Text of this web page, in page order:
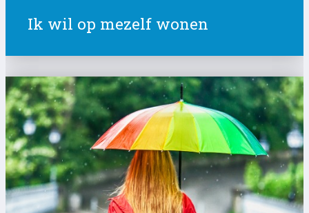
Ik wil op mezelf wonen